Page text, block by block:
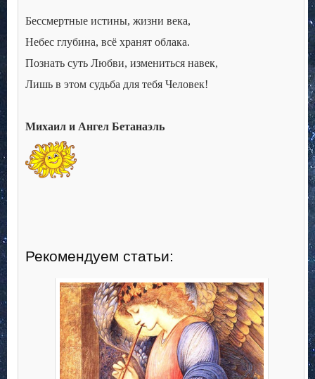
Бессмертные истины, жизни века,
Небес глубина, всё хранят облака.
Познать суть Любви, измениться навек,
Лишь в этом судьба для тебя Человек!
Михаил и Ангел Бетанаэль
Рекомендуем статьи: